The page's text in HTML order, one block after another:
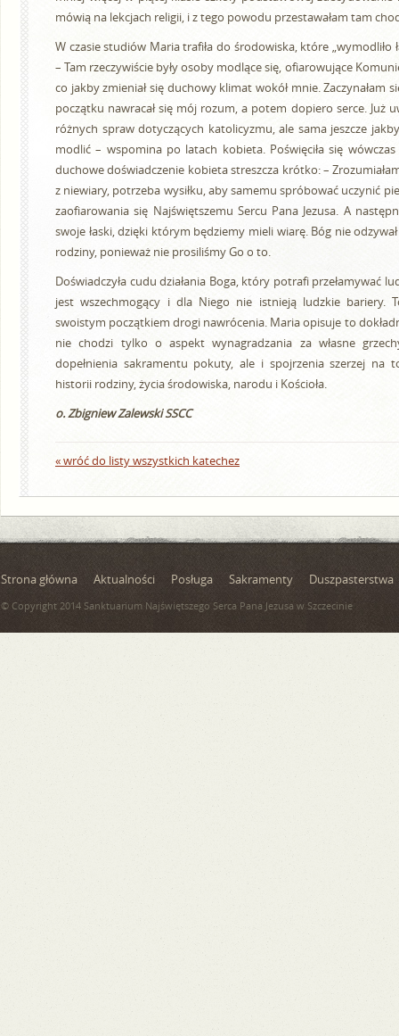
mówią na lekcjach religii, i z tego powodu przestawałam tam
W czasie studiów Maria trafiła do środowiska, które „wymodliło
– Tam rzeczywiście były osoby modlące się, ofiarowujące
co jakby zmieniał się duchowy klimat wokół mnie. Zaczynałam
początku nawracał się mój rozum, a potem dopiero serce. Już
różnych spraw dotyczących katolicyzmu, ale sama jeszcze
modlić – wspomina po latach kobieta. Poświęciła się wówczas
duchowe doświadczenie kobieta streszcza krótko: –
z niewiary, potrzeba wysiłku, aby samemu spróbować uczynić
zaofiarowania się Najświętszemu Sercu Pana Jezusa. A
swoje łaski, dzięki którym będziemy mieli wiarę. Bóg nie
rodziny, ponieważ nie prosiliśmy Go o to.
Doświadczyła cudu działania Boga, który potrafi przełamywać
jest wszechmogący i dla Niego nie istnieją ludzkie bariery.
swoistym początkiem drogi nawrócenia. Maria opisuje to
nie chodzi tylko o aspekt wynagradzania za własne
dopełnienia sakramentu pokuty, ale i spojrzenia szerzej na
historii rodziny, życia środowiska, narodu i Kościoła.
o. Zbigniew Zalewski SSCC
« wróć do listy wszystkich katechez
Strona główna Aktualności Posługa Sakramenty Duszpasterstwa
© Copyright 2014 Sanktuarium Najświętszego Serca Pana Jezusa w Szczecinie